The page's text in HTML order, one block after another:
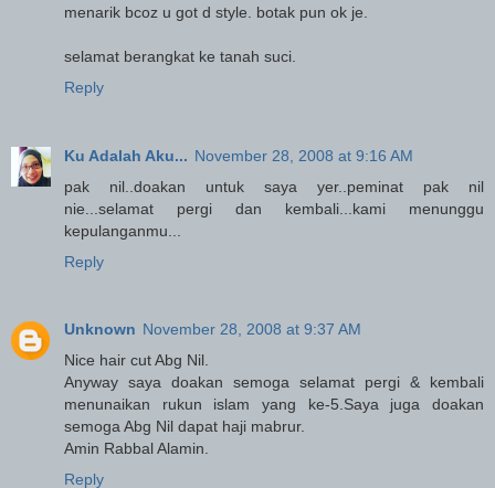
menarik bcoz u got d style. botak pun ok je.
selamat berangkat ke tanah suci.
Reply
Ku Adalah Aku... November 28, 2008 at 9:16 AM
pak nil..doakan untuk saya yer..peminat pak nil
nie...selamat pergi dan kembali...kami menunggu
kepulanganmu...
Reply
Unknown November 28, 2008 at 9:37 AM
Nice hair cut Abg Nil.
Anyway saya doakan semoga selamat pergi & kembali
menunaikan rukun islam yang ke-5.Saya juga doakan
semoga Abg Nil dapat haji mabrur.
Amin Rabbal Alamin.
Reply